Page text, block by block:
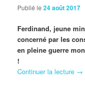
Publié le24 août 2017
Ferdinand, jeune
concerné par les
en pleine guerre
!
Continuer la lecture →